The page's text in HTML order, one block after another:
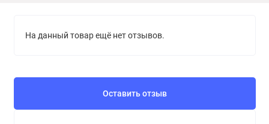
На данный товар ещё нет отзывов.
Оставить отзыв